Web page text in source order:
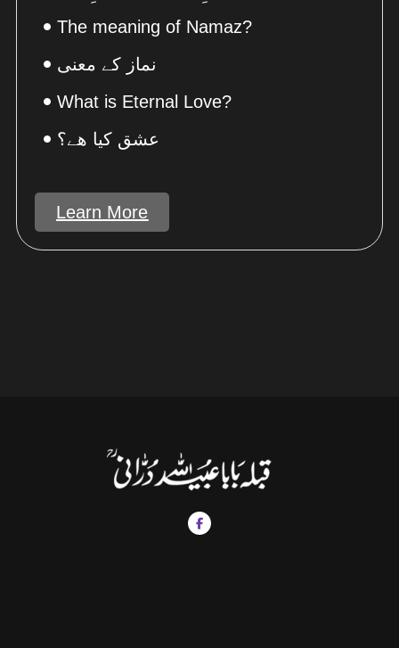
The meaning of Namaz?
نماز کے معنی
What is Eternal Love?
عشق کیا ھے؟
Learn More